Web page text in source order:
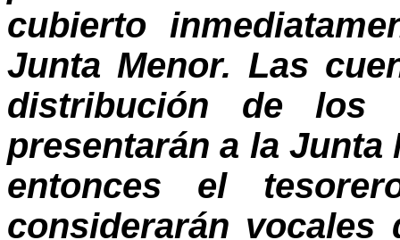
cubierto
Junta Menor. Las
distribución de los
presentarán a la Junta
entonces el
considerarán